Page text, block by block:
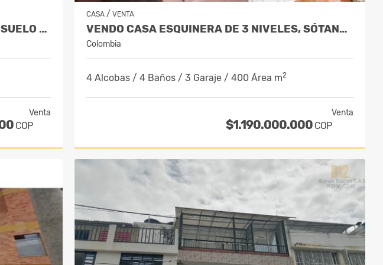
VENDO LOTE EN MOSQUERA - CUND USO SUELO MIXTO
Venta
COP
CASA / VENTA
VENDO CASA ESQUINERA DE 3 NIVELES, SÓTANO, ALTILLO BARRIO ILARCO
Colombia
4 Alcobas / 4 Baños / 3 Garaje / 400 Área m2
Venta
$1.190.000.000 COP